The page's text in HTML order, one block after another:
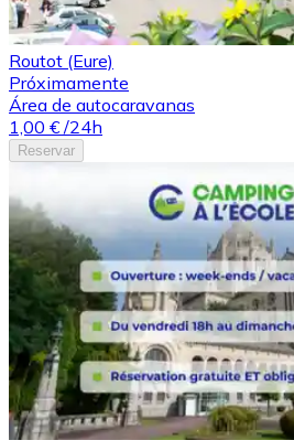
Routot (Eure)
Próximamente
Área de autocaravanas
1,00 € /24h
Reservar